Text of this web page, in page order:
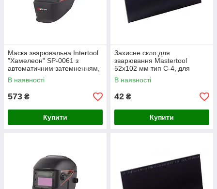
Маска зварювальна Intertool
"Хамелеон" SP-0061 з
автоматичним затемненням,
ступінь затемнення DIN11
В наявності
573 ₴
Купити
Захисне скло для
зварювання Mastertool
52x102 мм тип С-4, для
надійного захисту від
ультрафіолету
В наявності
42 ₴
Купити